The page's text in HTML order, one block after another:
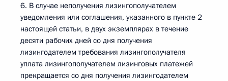
6. В случае неполучения лизингополучателем
уведомления или соглашения, указанного в пункте 2
настоящей статьи, в двух экземплярах в течение
десяти рабочих дней со дня получения
лизингодателем требования лизингополучателя
уплата лизингополучателем лизинговых платежей
прекращается со дня получения лизингодателем